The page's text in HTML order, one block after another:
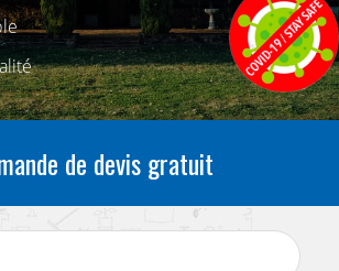
de devis gratuit